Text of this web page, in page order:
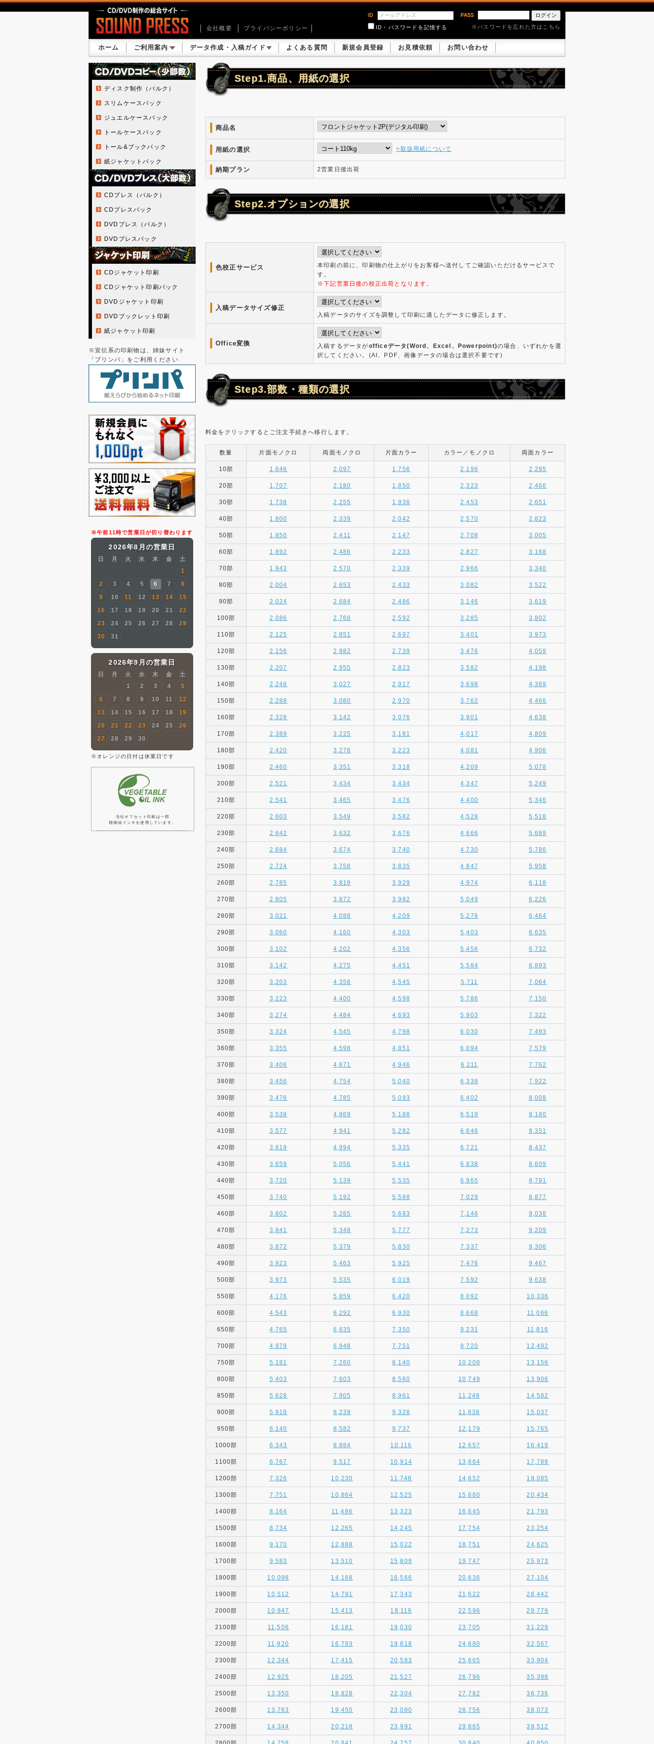
会社概要 プライバシーポリシー ID・パスワードを記憶する ※パスワードを忘れた方はこちら
ホーム ご利用案内 データ作成・入稿ガイド よくある質問 新規会員登録 お見積依頼 お問い合わせ
ディスク制作（バルク）
スリムケースパック
ジュエルケースパック
トールケースパック
トール&ブックパック
紙ジャケットパック
CDプレス（バルク）
CDプレスパック
DVDプレス（バルク）
DVDプレスパック
CDジャケット印刷
CDジャケット印刷パック
DVDジャケット印刷
DVDブックレット印刷
紙ジャケット印刷
※宣伝系の印刷物は、姉妹サイト
「プリンパ」をご利用ください
※午前11時で営業日が切り替わります
2026年8月の営業日
日 月 火 水 木 金
土
1
2
3 4 5 6 7
8
9
10 11 12 13 14
15
16
17 18 19 20 21
22
23
24 25 26 27 28
29
30
31
2026年9月の営業日
日 月 火 水 木 金
土
1
2 3 4
5
6
7 8 9 10 11
12
13
14 15 16 17 18
19
20
21 22 23 24 25
26
27
28 29 30
※オレンジの日付は休業日です
当社オフセット印刷は一部
植物油インキを使用しています。
Step1.商品、用紙の選択
商品名
用紙の選択 >取扱用紙について
納期プラン 2営業日後出荷
Step2.オプションの選択
色校正サービス
本印刷の前に、印刷物の仕上がりをお客様へ送付してご確認いただけるサービスで
す。
※下記営業日後の校正出荷となります。
入稿データサイズ修正
入稿データのサイズを調整して印刷に適したデータに修正します。
Office変換 入稿するデータがofficeデータ(Word、Excel、Powerpoint)の場合、いずれかを選
択してください。(AI、PDF、画像データの場合は選択不要です)
Step3.部数・種類の選択
料金をクリックするとご注文手続きへ移行します。
数量 片面モノクロ 両面モノクロ 片面カラー カラー／モノクロ 両面カラー
10部 1,646 2,097 1,756 2,196 2,295
20部 1,707 2,180 1,850 2,323 2,466
30部 1,738 2,255 1,936 2,453 2,651
40部 1,800 2,339 2,042 2,570 2,823
50部 1,850 2,411 2,147 2,708 3,005
60部 1,892 2,486 2,233 2,827 3,168
70部 1,943 2,570 2,339 2,966 3,340
80部 2,004 2,653 2,433 3,082 3,522
90部 2,024 2,684 2,486 3,146 3,619
100部 2,086 2,768 2,592 3,285 3,802
110部 2,125 2,851 2,697 3,401 3,973
120部 2,156 2,882 2,739 3,476 4,059
130部 2,207 2,955 2,823 3,582 4,198
140部 2,246 3,027 2,917 3,698 4,369
150部 2,288 3,080 2,970 3,762 4,466
160部 2,328 3,142 3,076 3,901 4,638
170部 2,389 3,225 3,181 4,017 4,809
180部 2,420 3,278 3,223 4,081 4,906
190部 2,460 3,351 3,318 4,209 5,078
200部 2,521 3,434 3,434 4,347 5,249
210部 2,541 3,465 3,476 4,400 5,346
220部 2,603 3,549 3,582 4,528 5,518
230部 2,642 3,632 3,676 4,666 5,689
240部 2,684 3,674 3,740 4,730 5,786
250部 2,724 3,758 3,835 4,847 5,958
260部 2,785 3,819 3,929 4,974 6,118
270部 2,805 3,872 3,982 5,049 6,226
280部 3,021 4,088 4,209 5,276 6,464
290部 3,060 4,160 4,303 5,403 6,635
300部 3,102 4,202 4,356 5,456 6,732
310部 3,142 4,275 4,451 5,584 6,893
320部 3,203 4,358 4,545 5,711 7,064
330部 3,223 4,400 4,598 5,786 7,150
340部 3,274 4,484 4,693 5,903 7,322
350部 3,324 4,545 4,798 6,030 7,493
360部 3,355 4,598 4,851 6,094 7,579
370部 3,406 4,671 4,946 6,211 7,762
380部 3,456 4,754 5,040 6,338 7,922
390部 3,476 4,785 5,093 6,402 8,008
400部 3,538 4,869 5,188 6,519 8,180
410部 3,577 4,941 5,282 6,646 8,351
420部 3,619 4,994 5,335 6,721 8,437
430部 3,659 5,056 5,441 6,838 8,609
440部 3,720 5,139 5,535 6,965 8,791
450部 3,740 5,192 5,588 7,029 8,877
460部 3,802 5,265 5,683 7,146 9,038
470部 3,841 5,348 5,777 7,273 9,209
480部 3,872 5,379 5,830 7,337 9,306
490部 3,923 5,463 5,925 7,476 9,467
500部 3,973 5,535 6,019 7,592 9,638
550部 4,176 5,859 6,420 8,092 10,336
600部 4,543 6,292 6,930 8,668 11,066
650部 4,765 6,635 7,350 9,231 11,816
700部 4,979 6,948 7,751 9,720 12,492
750部 5,181 7,260 8,140 10,208 13,156
800部 5,403 7,603 8,560 10,749 13,906
850部 5,628 7,905 8,961 11,249 14,582
900部 5,918 8,239 9,328 11,638 15,037
950部 6,140 8,582 9,737 12,179 15,765
1000部 6,343 8,884 10,116 12,657 16,419
1100部 6,767 9,517 10,914 13,664 17,789
1200部 7,326 10,230 11,748 14,652 19,085
1300部 7,751 10,864 12,525 15,660 20,434
1400部 8,164 11,486 13,323 16,645 21,793
1500部 8,734 12,265 14,245 17,754 23,254
1600部 9,170 12,888 15,022 18,751 24,625
1700部 9,583 13,510 15,809 19,747 25,973
1800部 10,098 14,168 16,566 20,636 27,104
1900部 10,512 14,791 17,343 21,622 28,442
2000部 10,947 15,413 18,119 22,596 29,779
2100部 11,506 16,181 19,030 23,705 31,229
2200部 11,920 16,793 19,818 24,680 32,567
2300部 12,344 17,415 20,583 25,665 33,904
2400部 12,925 18,205 21,527 26,796 35,398
2500部 13,350 18,828 22,304 27,782 36,736
2600部 13,763 19,450 23,080 28,756 38,073
2700部 14,344 20,218 23,991 29,865 39,512